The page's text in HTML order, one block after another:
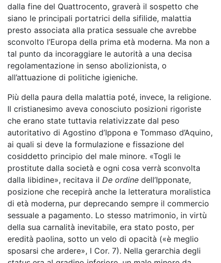
dalla fine del Quattrocento, graverà il sospetto che
siano le principali portatrici della sifilide, malattia
presto associata alla pratica sessuale che avrebbe
sconvolto l’Europa della prima età moderna. Ma non a
tal punto da incoraggiare le autorità a una decisa
regolamentazione in senso abolizionista, o
all’attuazione di politiche igieniche.
Più della paura della malattia poté, invece, la religione.
Il cristianesimo aveva conosciuto posizioni rigoriste
che erano state tuttavia relativizzate dal peso
autoritativo di Agostino d’Ippona e Tommaso d’Aquino,
ai quali si deve la formulazione e fissazione del
cosiddetto principio del male minore. «Togli le
prostitute dalla società e ogni cosa verrà sconvolta
dalla libidine», recitava il De ordine dell’Ipponate,
posizione che recepirà anche la letteratura moralistica
di età moderna, pur deprecando sempre il commercio
sessuale a pagamento. Lo stesso matrimonio, in virtù
della sua carnalità inevitabile, era stato posto, per
eredità paolina, sotto un velo di opacità («è meglio
sposarsi che ardere», I Cor. 7). Nella gerarchia degli